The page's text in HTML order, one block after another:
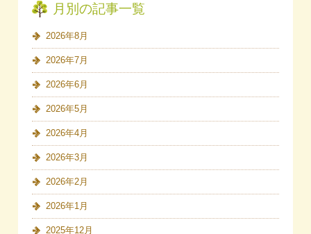
月別の記事一覧
2026年8月
2026年7月
2026年6月
2026年5月
2026年4月
2026年3月
2026年2月
2026年1月
2025年12月